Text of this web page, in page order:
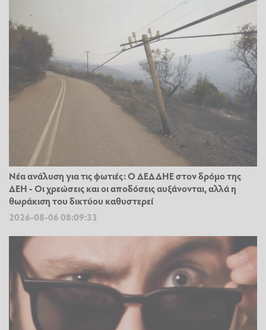
Νέα ανάλυση για τις φωτιές: Ο ΔΕΔΔΗΕ στον δρόμο της
ΔΕΗ - Οι χρεώσεις και οι αποδόσεις αυξάνονται, αλλά η
θωράκιση του δικτύου καθυστερεί
2026-08-06 08:09:33